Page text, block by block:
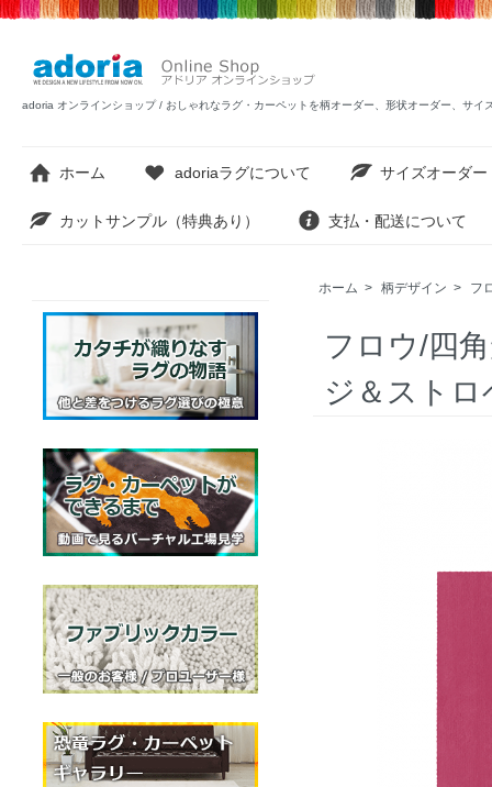
adoria オンラインショップ / おしゃれなラグ・カーペットを柄オーダー、形状オーダー、サイ
ホーム adoriaラグについて サイズオーダー
カットサンプル（特典あり） 支払・配送について
ホーム > 柄デザイン > フ
フロウ/四
ジ＆スト